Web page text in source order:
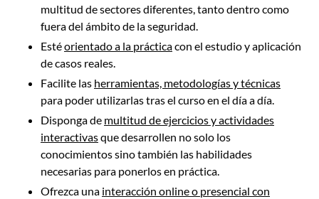
multitud de sectores diferentes, tanto dentro como
fuera del ámbito de la seguridad.
Estéorientado a la prácticacon el estudio y aplicación
de casos reales.
Facilite las herramientas, metodologías y técnicas
para poder utilizarlas tras el curso en el día a día.
Disponga de multitud de ejercicios y actividades
interactivasque desarrollen no solo los
conocimientos sino también las habilidades
necesarias para ponerlos en práctica.
Ofrezca una interacción online o presencial con